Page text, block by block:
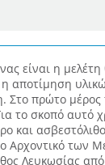
είναι η
αποτίμηση
Στο πρώτο μέρος
το σκοπό αυτό
και
Αρχοντικό των
Λευκωσίας